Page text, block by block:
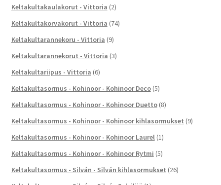
Keltakultakaulakorut - Vittoria (2)
Keltakultakorvakorut - Vittoria (74)
Keltakultarannekoru - Vittoria (9)
Keltakultarannekorut - Vittoria (3)
Keltakultariipus - Vittoria (6)
Keltakultasormus - Kohinoor - Kohinoor Deco (5)
Keltakultasormus - Kohinoor - Kohinoor Duetto (8)
Keltakultasormus - Kohinoor - Kohinoor kihlasormukset (9)
Keltakultasormus - Kohinoor - Kohinoor Laurel (1)
Keltakultasormus - Kohinoor - Kohinoor Rytmi (5)
Keltakultasormus - Silván - Silván kihlasormukset (26)